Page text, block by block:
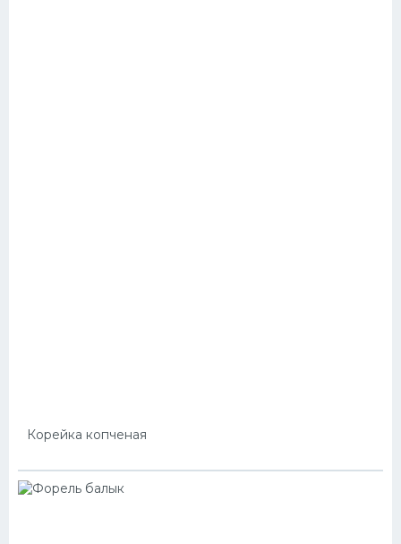
Корейка копченая